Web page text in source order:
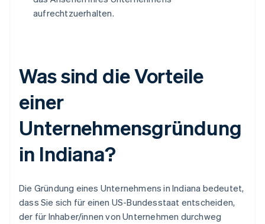
aufrechtzuerhalten.
Was sind die Vorteile
einer
Unternehmensgründung
in Indiana?
Die Gründung eines Unternehmens in Indiana bedeutet,
dass Sie sich für einen US-Bundesstaat entscheiden,
der für Inhaber/innen von Unternehmen durchweg